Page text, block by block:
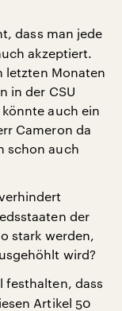
dass man jede
akzeptiert.
letzten Monaten
in der CSU
auch ein
Cameron da
schon auch
der
stark werden,
wird?
festhalten, dass
Artikel 50